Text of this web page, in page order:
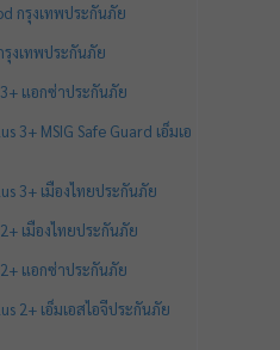
กรุงเทพประกันภัย
งเทพประกันภัย
แอกซ่าประกันภัย
MSIG Safe Guard เอ็มเอ
3+ เมืองไทยประกันภัย
เมืองไทยประกันภัย
แอกซ่าประกันภัย
2+ เอ็มเอสไอจีประกันภัย